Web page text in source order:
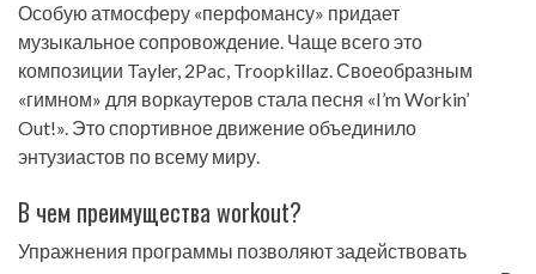
Особую атмосферу «перфомансу» придает
музыкальное сопровождение. Чаще всего это
композиции Tayler, 2Pac, Troopkillaz. Своеобразным
«гимном» для воркаутеров стала песня «I’m Workin’
Out!». Это спортивное движение объединило
энтузиастов по всему миру.
В чем преимущества workout?
Упражнения программы позволяют задействовать